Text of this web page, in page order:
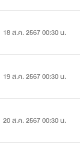
18 ส.ค. 2567 00:30 น.
19 ส.ค. 2567 00:30 น.
20 ส.ค. 2567 00:30 น.